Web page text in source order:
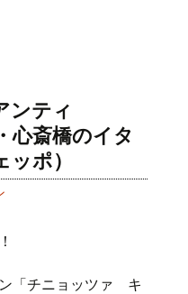
ンティ
斎橋のイタ
ポ）
「チニョッツァ キ